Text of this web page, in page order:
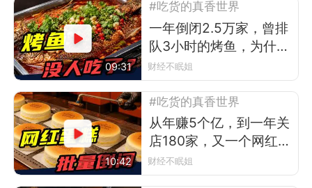
09:31
#吃货的真香世界
一年倒闭2.5万家，曾排
队3小时的烤鱼，为什么
现在没人吃了？
财经不眠姐
10:42
#吃货的真香世界
从年赚5个亿，到一年关
店180家，又一个网红排
队王倒下
财经不眠姐